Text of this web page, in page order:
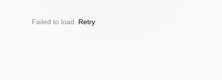
Failed to load. Retry